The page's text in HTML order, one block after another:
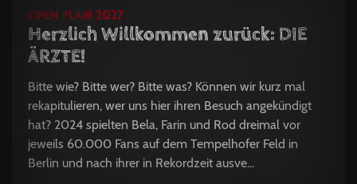
OPEN FLAIR 2027
Herzlich Willkommen zurück: DIE
ÄRZTE!
Bitte wie? Bitte wer? Bitte was? Können wir kurz mal
rekapitulieren, wer uns hier ihren Besuch angekündigt
hat? 2024 spielten Bela, Farin und Rod dreimal vor
jeweils 60.000 Fans auf dem Tempelhofer Feld in
Berlin und nach ihrer in Rekordzeit ausve...